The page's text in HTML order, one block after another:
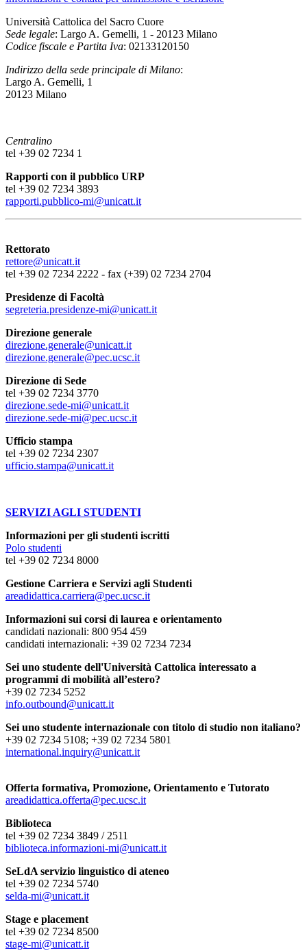
Università Cattolica del Sacro Cuore
Sede legale: Largo A. Gemelli, 1 - 20123 Milano
Codice fiscale e Partita Iva: 02133120150
Indirizzo della sede principale di Milano:
Largo A. Gemelli, 1
20123 Milano
Centralino
tel +39 02 7234 1
Rapporti con il pubblico URP
tel +39 02 7234 3893
rapporti.pubblico-mi@unicatt.it
Rettorato
rettore@unicatt.it
tel +39 02 7234 2222 - fax (+39) 02 7234 2704
Presidenze di Facoltà
segreteria.presidenze-mi@unicatt.it
Direzione generale
direzione.generale@unicatt.it
direzione.generale@pec.ucsc.it
Direzione di Sede
tel +39 02 7234 3770
direzione.sede-mi@unicatt.it
direzione.sede-mi@pec.ucsc.it
Ufficio stampa
tel +39 02 7234 2307
ufficio.stampa@unicatt.it
SERVIZI AGLI STUDENTI
Informazioni per gli studenti iscritti
Polo studenti
tel +39 02 7234 8000
Gestione Carriera e Servizi agli Studenti
areadidattica.carriera@pec.ucsc.it
Informazioni sui corsi di laurea e orientamento
candidati nazionali: 800 954 459
candidati internazionali: +39 02 7234 7234
Sei uno studente dell'Università Cattolica interessato a
programmi di mobilità all’estero?
+39 02 7234 5252
info.outbound@unicatt.it
Sei uno studente internazionale con titolo di studio non italiano?
+39 02 7234 5108; +39 02 7234 5801
international.inquiry@unicatt.it
Offerta formativa, Promozione, Orientamento e Tutorato
areadidattica.offerta@pec.ucsc.it
Biblioteca
tel +39 02 7234 3849 / 2511
biblioteca.informazioni-mi@unicatt.it
SeLdA servizio linguistico di ateneo
tel +39 02 7234 5740
selda-mi@unicatt.it
Stage e placement
tel +39 02 7234 8500
stage-mi@unicatt.it